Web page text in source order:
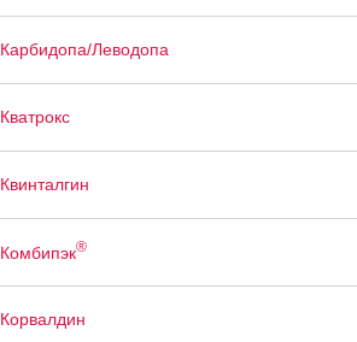
Карбидопа/Леводопа
Кватрокс
Квинталгин
Комбипэк®
Корвалдин